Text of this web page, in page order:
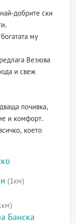
добрите ски
му
Везюва
и свеж
почивка,
и комфорт.
което
(1км)
Банска